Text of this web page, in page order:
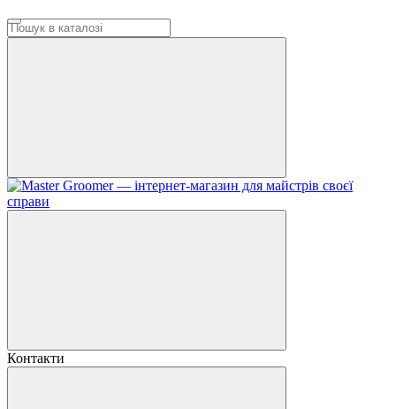
Контакти